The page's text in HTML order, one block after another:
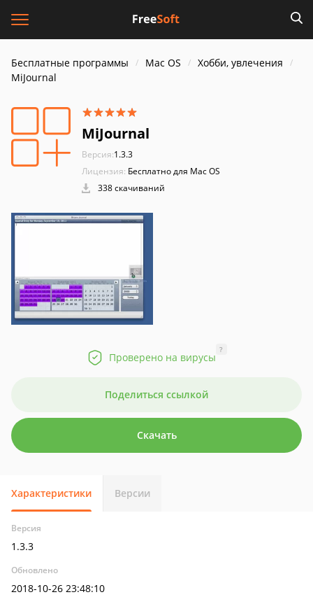
Бесплатные программы Mac OS
Хобби, увлечения
MiJournal
MiJournal
Версия:1.3.3
Лицензия: Бесплатно для Mac OS
338 скачиваний
Проверено на вирусы
?
Поделиться ссылкой
Скачать
Характеристики Версии
Версия
1.3.3
Обновлено
2018-10-26 23:48:10